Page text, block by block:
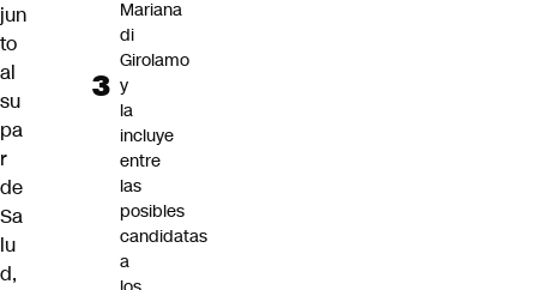
jun
to
al
su
pa
r
de
Sa
lu
d,
Mariana
di
Girolamo
y
la
incluye
entre
las
posibles
candidatas
a